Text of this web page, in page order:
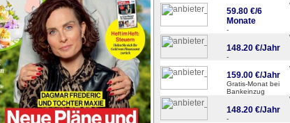
59.80 €/6
Monate
-
148.20 €/Jahr
-
159.00 €/Jahr
Gratis-Monat bei
Bankeinzug
148.20 €/Jahr
-